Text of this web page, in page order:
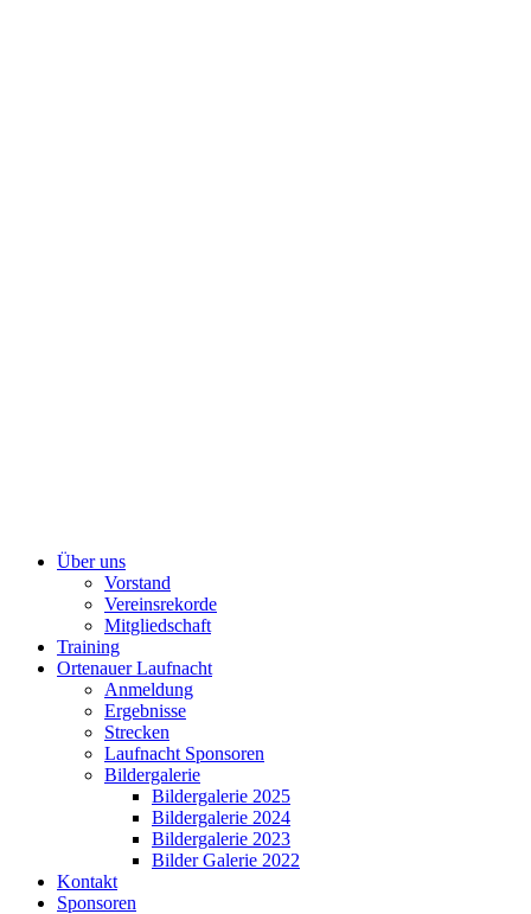
Über uns
Vorstand
Vereinsrekorde
Mitgliedschaft
Training
Ortenauer Laufnacht
Anmeldung
Ergebnisse
Strecken
Laufnacht Sponsoren
Bildergalerie
Bildergalerie 2025
Bildergalerie 2024
Bildergalerie 2023
Bilder Galerie 2022
Kontakt
Sponsoren